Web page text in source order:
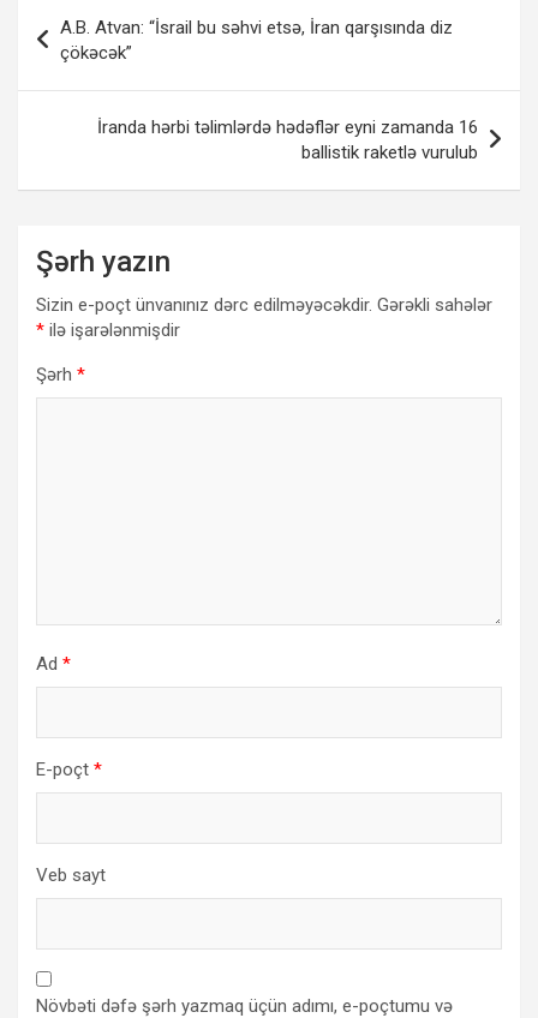
naviqasiyası
A.B. Atvan: “İsrail bu səhvi etsə, İran qarşısında diz
çökəcək”
İranda hərbi təlimlərdə hədəflər eyni zamanda 16
ballistik raketlə vurulub
Şərh yazın
Sizin e-poçt ünvanınız dərc edilməyəcəkdir. Gərəkli sahələr
* ilə işarələnmişdir
Şərh *
Ad *
E-poçt *
Veb sayt
Növbəti dəfə şərh yazmaq üçün adımı, e-poçtumu və